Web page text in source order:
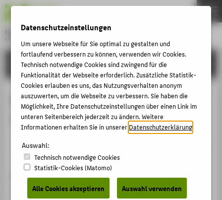
Hochschule für Technik und Wirtschaft Berlin
University of Applied Sciences
Menu
FORSCHUNG
Mögliche Inhalte eines regionalen
TRIZ-AK
Veranstaltungsbeitrag › Sonstiger Veranstaltungsbeitrag
› 2009
Veranstaltung
TRIZ-Arbeitskreis Berlin, Bombardier Transportation
THEMEN
HOCHSCHULE
CAMPUS
STUDIUM
LEHRE
KARRIERE
INTERNATIONAL
Datenschutzeinstellungen
Um unsere Webseite für Sie optimal zu gestalten und
fortlaufend verbessern zu können, verwenden wir Cookies.
Technisch notwendige Cookies sind zwingend für die
Funktionalität der Webseite erforderlich. Zusätzliche Statistik-
Cookies erlauben es uns, das Nutzungsverhalten anonym
auszuwerten, um die Webseite zu verbessern. Sie haben die
Möglichkeit, Ihre Datenschutzeinstellungen über einen Link im
unteren Seitenbereich jederzeit zu ändern. Weitere
Informationen erhalten Sie in unsererDatenschutzerklärung
Auswahl:
Technisch notwendige Cookies
Statistik-Cookies (Matomo)
Alle Cookies akzeptieren Auswahl verwenden